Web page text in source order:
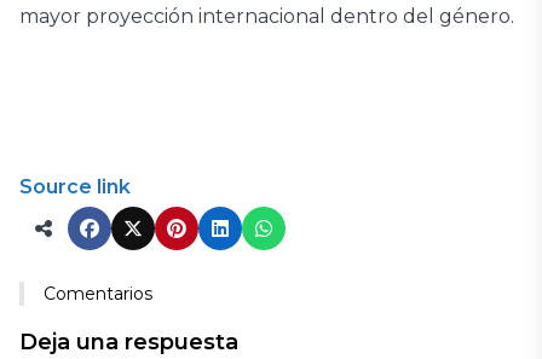
mayor proyección internacional dentro del género.
Source link
Comentarios
Deja una respuesta